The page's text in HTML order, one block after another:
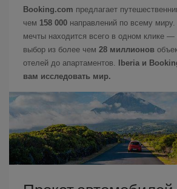
Booking.com предлагает
чем 158 000 направлений по всему
мечты находится всего в одном клике —
выбор из более чем 28 миллионов
отелей до апартаментов.
Iberia и
вам исследовать мир.